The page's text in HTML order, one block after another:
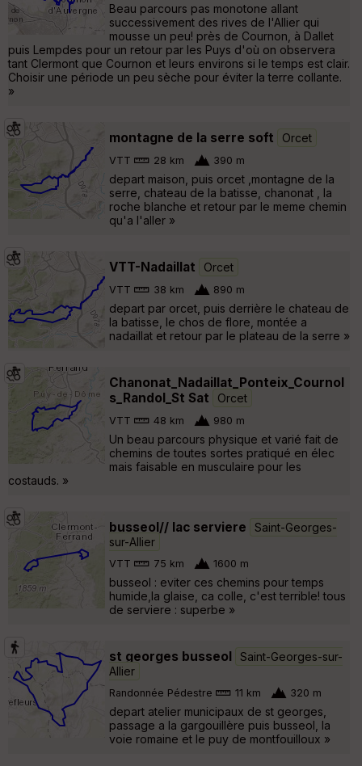
Beau parcours pas monotone allant
successivement des rives de l'Allier qui
mousse un peu! près de Cournon, à Dallet
puis Lempdes pour un retour par les Puys d'où on observera
tant Clermont que Cournon et leurs environs si le temps est clair.
Choisir une période un peu sèche pour éviter la terre collante.
»
montagne de la serre soft Orcet
VTT 28 km 390 m
depart maison, puis orcet ,montagne de la
serre, chateau de la batisse, chanonat , la
roche blanche et retour par le meme chemin
qu'a l'aller »
VTT-Nadaillat Orcet
VTT 38 km 890 m
depart par orcet, puis derrière le chateau de
la batisse, le chos de flore, montée a
nadaillat et retour par le plateau de la serre »
Chanonat_Nadaillat_Ponteix_Cournol
s_Randol_St Sat
Orcet
VTT 48 km 980 m
Un beau parcours physique et varié fait de
chemins de toutes sortes pratiqué en élec
mais faisable en musculaire pour les
costauds. »
busseol// lac serviere
Saint-Georges-
sur-Allier
VTT 75 km 1600 m
busseol : eviter ces chemins pour temps
humide,la glaise, ca colle, c'est terrible! tous
de serviere : superbe »
st georges busseol
Saint-Georges-sur-
Allier
Randonnée Pédestre 11 km 320 m
depart atelier municipaux de st georges,
passage a la gargouillère puis busseol, la
voie romaine et le puy de montfouilloux »